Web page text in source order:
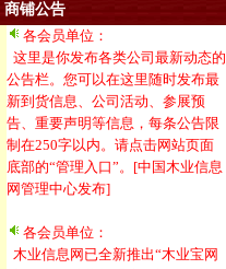
商铺公告
各会员单位：
这里是你发布各类公司最新动态的
公告栏。您可以在这里随时发布最
新到货信息、公司活动、参展预
告、重要声明等信息，每条公告限
制在250字以内。请点击网站页面
底部的“管理入口”。[中国木业信息
网管理中心发布]
各会员单位：
木业信息网已全新推出“木业宝网